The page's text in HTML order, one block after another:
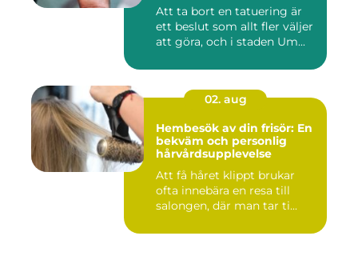
Att ta bort en tatuering är
ett beslut som allt fler väljer
att göra, och i staden Um...
02. aug
Hembesök av din frisör: En
bekväm och personlig
hårvårdsupplevelse
Att få håret klippt brukar
ofta innebära en resa till
salongen, där man tar ti...